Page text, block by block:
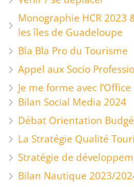
Monographie HCR 2023
les îles de Guadeloupe
Bla Bla Pro du Tourisme
Appel aux Socio
Je me forme avec
Bilan Social Media 2024
Débat Orientation
La Stratégie Qualité
Stratégie de
Bilan Nautique 2023/